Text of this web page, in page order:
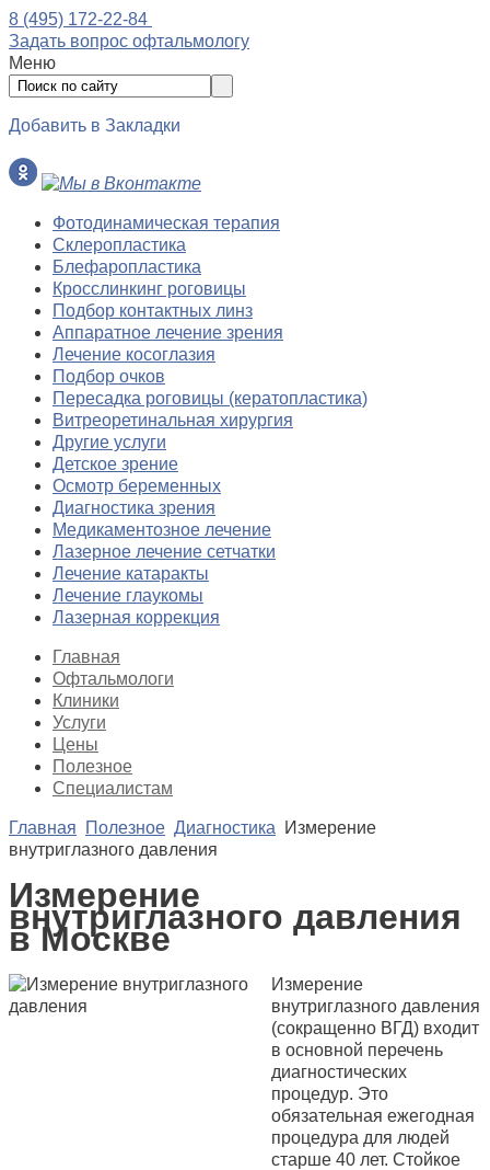
8 (495) 172-22-84
Задать вопрос офтальмологу
Меню
Добавить в Закладки
Фотодинамическая терапия
Склеропластика
Блефаропластика
Кросслинкинг роговицы
Подбор контактных линз
Аппаратное лечение зрения
Лечение косоглазия
Подбор очков
Пересадка роговицы (кератопластика)
Витреоретинальная хирургия
Другие услуги
Детское зрение
Осмотр беременных
Диагностика зрения
Медикаментозное лечение
Лазерное лечение сетчатки
Лечение катаракты
Лечение глаукомы
Лазерная коррекция
Главная
Офтальмологи
Клиники
Услуги
Цены
Полезное
Специалистам
Главная Полезное Диагностика
Измерение
внутриглазного давления
Измерение
внутриглазного давления
в Москве
Измерение
внутриглазного давления
(сокращенно ВГД) входит
в основной перечень
диагностических
процедур. Это
обязательная ежегодная
процедура для людей
старше 40 лет. Стойкое